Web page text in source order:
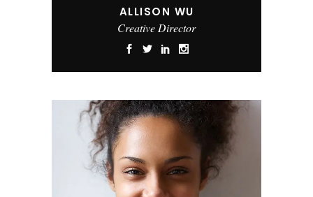
ALLISON WU
Creative Director